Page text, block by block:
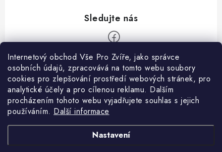
Internetový obchod Vše Pro Zvíře, jako správce
osobních údajů, zpracovává na tomto webu soubory
cookies pro zlepšování prostředí webových stránek, pro
analytické účely a pro cílenou reklamu. Dalším
procházením tohoto webu vyjadřujete souhlas s jejich
používáním. Další informace
Nastavení
Informace pro Vás
Ceník dopravy
Kontakty
Obchodní podmínky
Heuréka recenze